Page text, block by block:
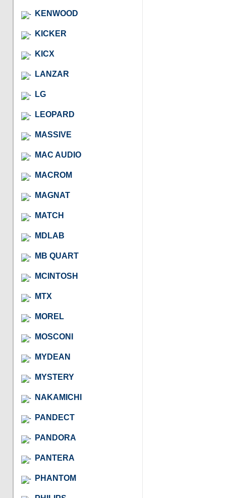
KENWOOD
KICKER
KICX
LANZAR
LG
LEOPARD
MASSIVE
MAC AUDIO
MACROM
MAGNAT
MATCH
MDLAB
MB QUART
MCINTOSH
MTX
MOREL
MOSCONI
MYDEAN
MYSTERY
NAKAMICHI
PANDECT
PANDORA
PANTERA
PHANTOM